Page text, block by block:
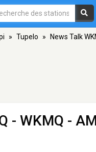
» Tupelo » News Talk
- WKMQ -